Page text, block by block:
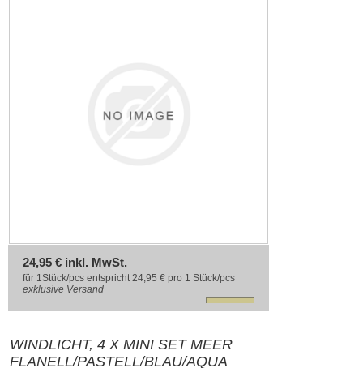
24,95 € inkl. MwSt.
für 1Stück/pcs entspricht 24,95 € pro 1 Stück/pcs
exklusive Versand
WINDLICHT, 4 X MINI SET MEER
FLANELL/PASTELL/BLAU/AQUA